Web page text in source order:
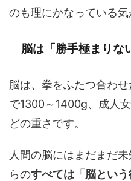
のも理にかなっている気
脳は「勝手極まりな
脳は、拳をふたつ合わ
で1300～1400g、成人
どの重さです。
人間の脳にはまだまだ
らのすべては「脳とい